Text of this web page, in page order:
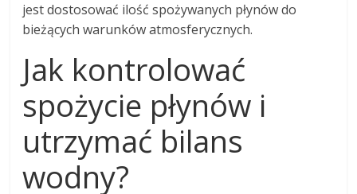
jest dostosować ilość spożywanych płynów do
bieżących warunków atmosferycznych.
Jak kontrolować
spożycie płynów i
utrzymać bilans
wodny?